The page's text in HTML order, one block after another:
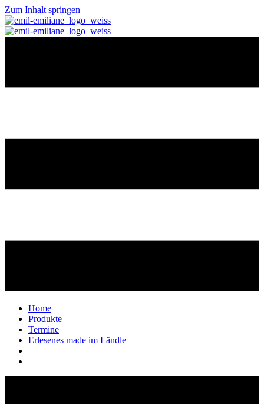
Zum Inhalt springen
Home
Produkte
Termine
Erlesenes made im Ländle